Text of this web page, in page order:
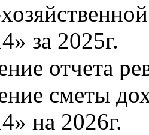
за 2025г.
отчета
сметы
на 2026г.